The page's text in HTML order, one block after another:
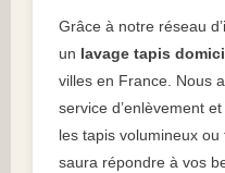
Grâce à notre réseau
un lavage tapis
villes en France. Nous
service d’enlèvement
les tapis volumineux
saura répondre à vos